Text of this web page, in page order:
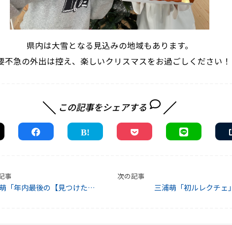
県内は大雪となる見込みの地域もあります。
不急の外出は控え、楽しいクリスマスをお過ごしください！
この記事をシェアする
事
「年内最後の【見つけた
次の記事
三浦萌「初ルレクチェ